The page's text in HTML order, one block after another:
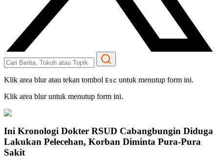
Klik area blur atau tekan tombol Esc untuk menutup form ini.
Klik area blur untuk menutup form ini.
Ini Kronologi Dokter RSUD Cabangbungin Diduga
Lakukan Pelecehan, Korban Diminta Pura-Pura
Sakit